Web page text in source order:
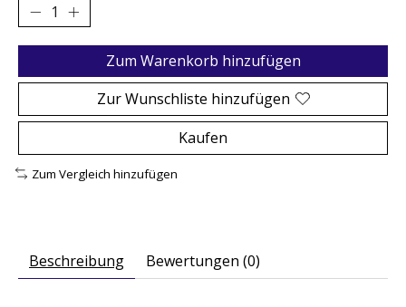
Zum Warenkorb hinzufügen
Zur Wunschliste hinzufügen
Kaufen
Zum Vergleich hinzufügen
Beschreibung Bewertungen (0)